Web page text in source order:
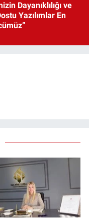
Dayanıklılığı ve
Yazılımlar En